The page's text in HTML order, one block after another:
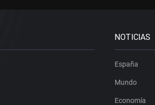
NOTICIAS
España
Mundo
Economía